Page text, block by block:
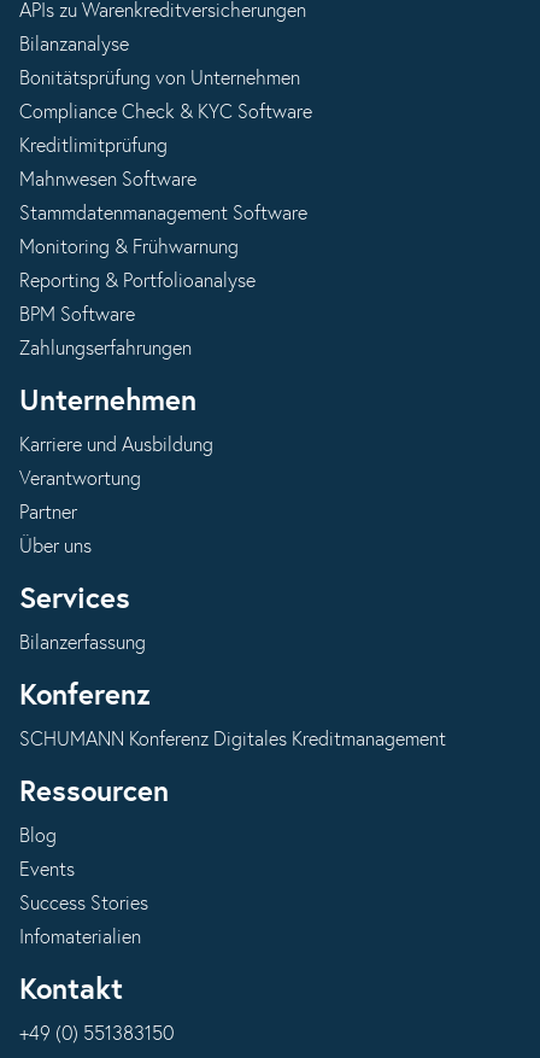
APIs zu Warenkreditversicherungen
Bilanzanalyse
Bonitätsprüfung von Unternehmen
Compliance Check & KYC Software
Kreditlimitprüfung
Mahnwesen Software
Stammdatenmanagement Software
Monitoring & Frühwarnung
Reporting & Portfolioanalyse
BPM Software
Zahlungserfahrungen
Unternehmen
Karriere und Ausbildung
Verantwortung
Partner
Über uns
Services
Bilanzerfassung
Konferenz
SCHUMANN Konferenz Digitales Kreditmanagement
Ressourcen
Blog
Events
Success Stories
Infomaterialien
Kontakt
+49 (0) 551383150